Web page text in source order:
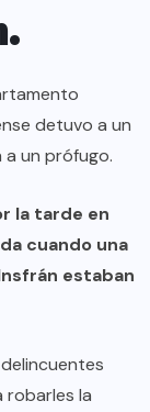
detuvo a un
a un prófugo.
la tarde en
cuando una
estaban
la